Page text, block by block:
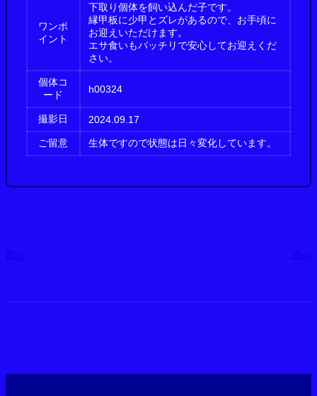
ワンポ
イント
下取り個体を飼い込んだ子です。
縁甲板に少甲とズレがあるので、お手頃に
お迎えいただけます。
エサ食いもバッチリで安心してお迎えくだ
さい。
個体コ
ード
h00324
撮影日 2024.09.17
ご留意 生体ですので状態は日々変化しています。
前へ 次へ